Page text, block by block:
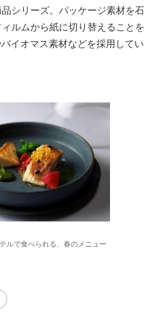
シリーズ。パッケージ素材を石
ルムから紙に切り替えることを
イオマス素材などを採用してい
ルで食べられる、春のメニュー